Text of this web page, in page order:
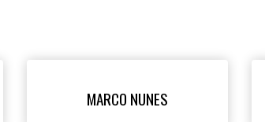
MARCO NUNES